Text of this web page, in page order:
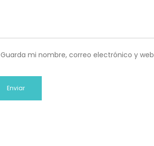
Guarda mi nombre, correo electrónico y